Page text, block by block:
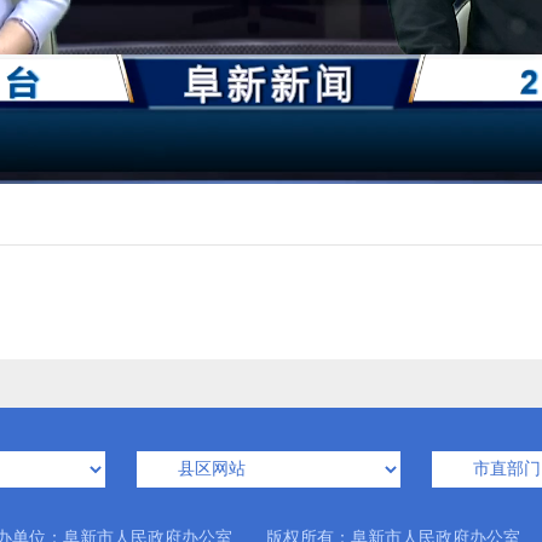
单位：阜新市人民政府办公室 版权所有：阜新市人民政府办公室